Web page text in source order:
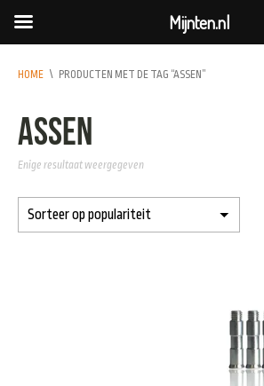
HOME \ PRODUCTEN MET DE TAG “ASSEN”
assen
Enige resultaat weergegeven
Mijnten.nl